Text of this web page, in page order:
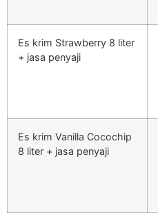
Es krim Strawberry 8 liter
+ jasa penyaji
Es krim Vanilla Cocochip
8 liter + jasa penyaji